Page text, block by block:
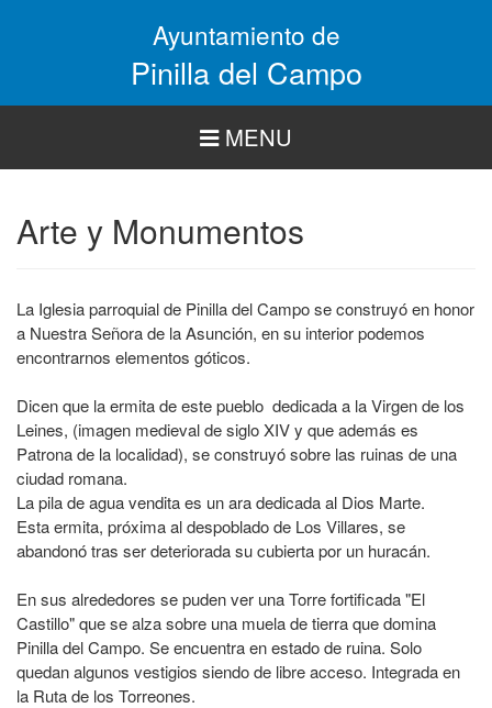
Ayuntamiento de
Pinilla del Campo
MENU
Arte y Monumentos
La Iglesia parroquial de Pinilla del Campo se construyó en honor
a Nuestra Señora de la Asunción, en su interior podemos
encontrarnos elementos góticos.
Dicen que la ermita de este pueblo dedicada a la Virgen de los
Leines, (imagen medieval de siglo XIV y que además es
Patrona de la localidad), se construyó sobre las ruinas de una
ciudad romana.
La pila de agua vendita es un ara dedicada al Dios Marte.
Esta ermita, próxima al despoblado de Los Villares, se
abandonó tras ser deteriorada su cubierta por un huracán.
En sus alrededores se puden ver una Torre fortificada "El
Castillo" que se alza sobre una muela de tierra que domina
Pinilla del Campo. Se encuentra en estado de ruina. Solo
quedan algunos vestigios siendo de libre acceso. Integrada en
la Ruta de los Torreones.